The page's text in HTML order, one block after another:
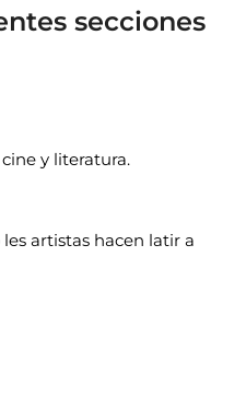
secciones
y literatura.
artistas hacen latir a